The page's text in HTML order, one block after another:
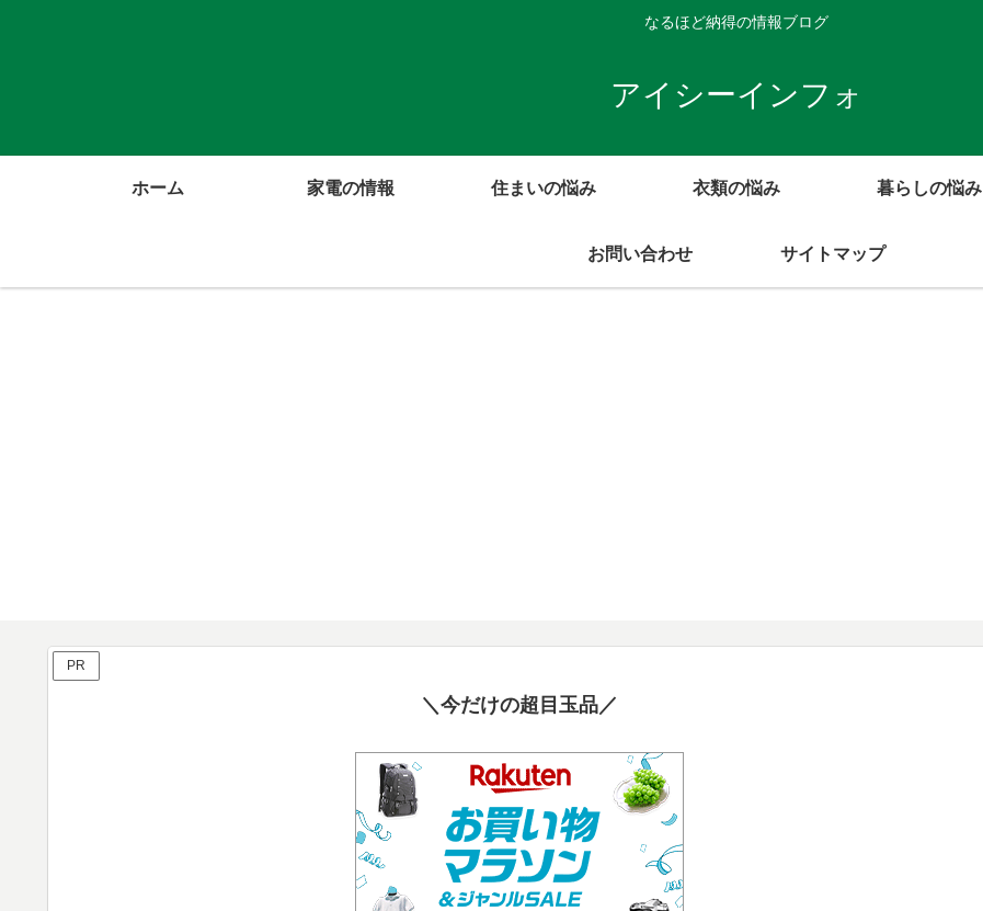
なるほど納得の情報ブログ
アイシーインフォ
ホーム 家電の情報 住まいの悩み 衣類の悩み 暮らしの悩み
お問い合わせ サイトマップ
PR
＼今だけの超目玉品／